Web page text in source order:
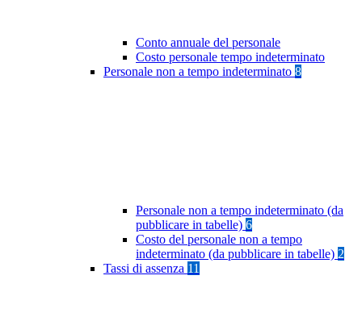
Conto annuale del personale
Costo personale tempo indeterminato
Personale non a tempo indeterminato 8
Personale non a tempo indeterminato (da
pubblicare in tabelle) 6
Costo del personale non a tempo
indeterminato (da pubblicare in tabelle) 2
Tassi di assenza 11